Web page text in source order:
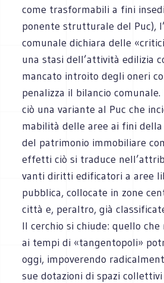
come tra­sfor­ma­bili a fini
po­nente strut­tu­rale del Puc),
comu­nale dichiara delle
una stasi dell’attività edi­li­zia
man­cato introito degli oneri
pena­lizza il bilan­cio
ciò una variante al Puc che
ma­bi­lità delle aree ai fini della
del patri­mo­nio immo­bi­liare
effetti ciò si tra­duce
vanti diritti edi­fi­ca­tori a aree
pub­blica, col­lo­cate in zone
città e, peral­tro, già
Il cer­chio si chiude: quello
ai tempi di «tan­gen­to­poli»
oggi, impo­ve­rendo
sue dota­zioni di spazi